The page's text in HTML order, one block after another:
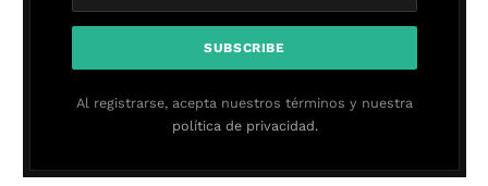
Al registrarse, acepta nuestros términos y nuestra
política de privacidad.